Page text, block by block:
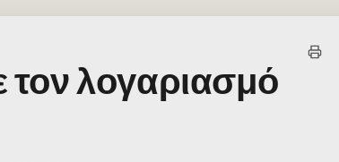
τον λογαριασμό